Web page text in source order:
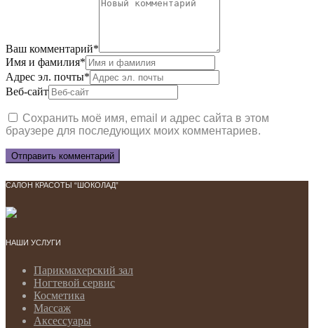
Ваш комментарий*
Имя и фамилия*
Адрес эл. почты*
Веб-сайт
Сохранить моё имя, email и адрес сайта в этом
браузере для последующих моих комментариев.
САЛОН КРАСОТЫ “ШОКОЛАД”
НАШИ УСЛУГИ
Парикмахерский зал
Ногтевой сервис
Косметика
Массаж
Аксессуары